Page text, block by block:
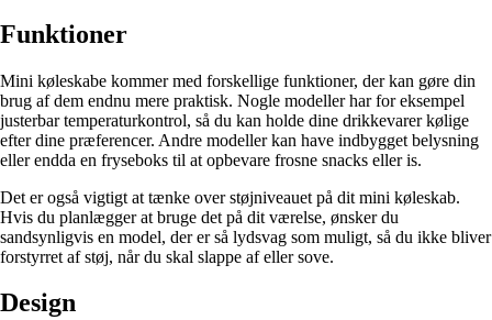
Funktioner
Mini køleskabe kommer med forskellige funktioner, der kan gøre din
brug af dem endnu mere praktisk. Nogle modeller har for eksempel
justerbar temperaturkontrol, så du kan holde dine drikkevarer kølige
efter dine præferencer. Andre modeller kan have indbygget belysning
eller endda en fryseboks til at opbevare frosne snacks eller is.
Det er også vigtigt at tænke over støjniveauet på dit mini køleskab.
Hvis du planlægger at bruge det på dit værelse, ønsker du
sandsynligvis en model, der er så lydsvag som muligt, så du ikke bliver
forstyrret af støj, når du skal slappe af eller sove.
Design